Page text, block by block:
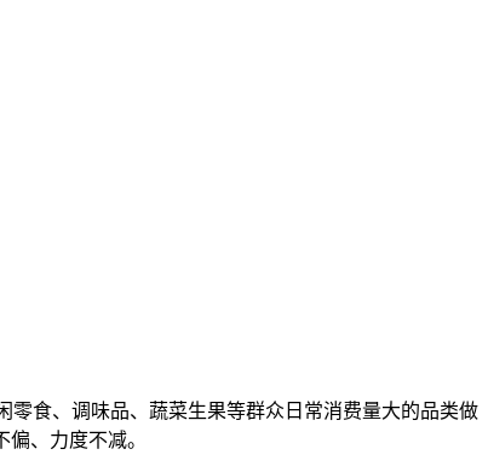
食、调味品、蔬菜生果等群众日常消费量大的品类做
、力度不减。